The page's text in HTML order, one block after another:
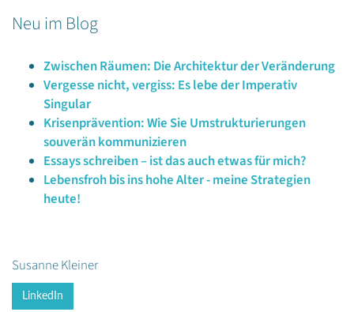
Neu im Blog
Zwischen Räumen: Die Architektur der Veränderung
Vergesse nicht, vergiss: Es lebe der Imperativ
Singular
Krisenprävention: Wie Sie Umstrukturierungen
souverän kommunizieren
Essays schreiben – ist das auch etwas für mich?
Lebensfroh bis ins hohe Alter - meine Strategien
heute!
Susanne Kleiner
LinkedIn